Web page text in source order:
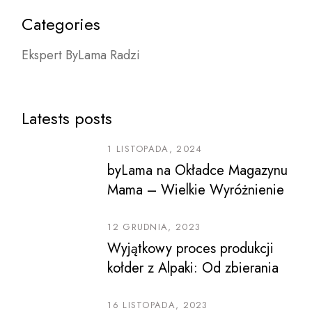
Categories
Ekspert ByLama Radzi
Latests posts
1 LISTOPADA, 2024
byLama na Okładce Magazynu
Mama – Wielkie Wyróżnienie
12 GRUDNIA, 2023
Wyjątkowy proces produkcji
kołder z Alpaki: Od zbierania
16 LISTOPADA, 2023